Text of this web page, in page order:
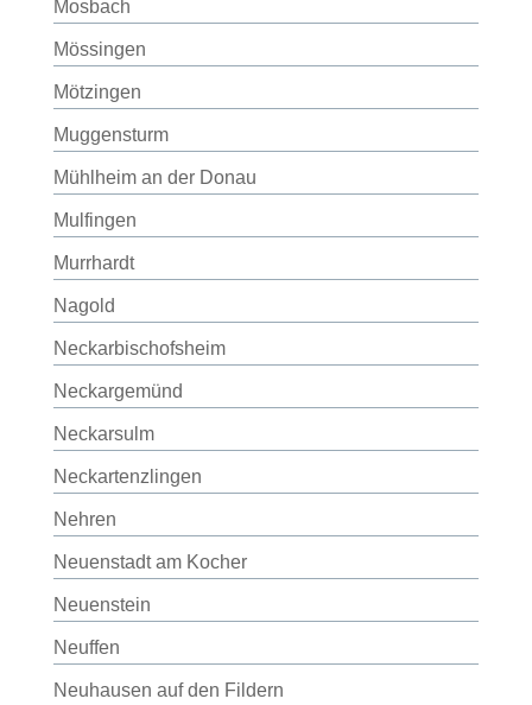
Mosbach
Mössingen
Mötzingen
Muggensturm
Mühlheim an der Donau
Mulfingen
Murrhardt
Nagold
Neckarbischofsheim
Neckargemünd
Neckarsulm
Neckartenzlingen
Nehren
Neuenstadt am Kocher
Neuenstein
Neuffen
Neuhausen auf den Fildern